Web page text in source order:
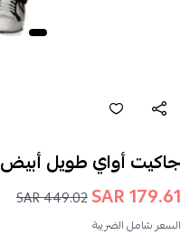
جاكيت أواي طويل أبيض
179.61 SAR
449.02 SAR
السعر شامل الضريبة